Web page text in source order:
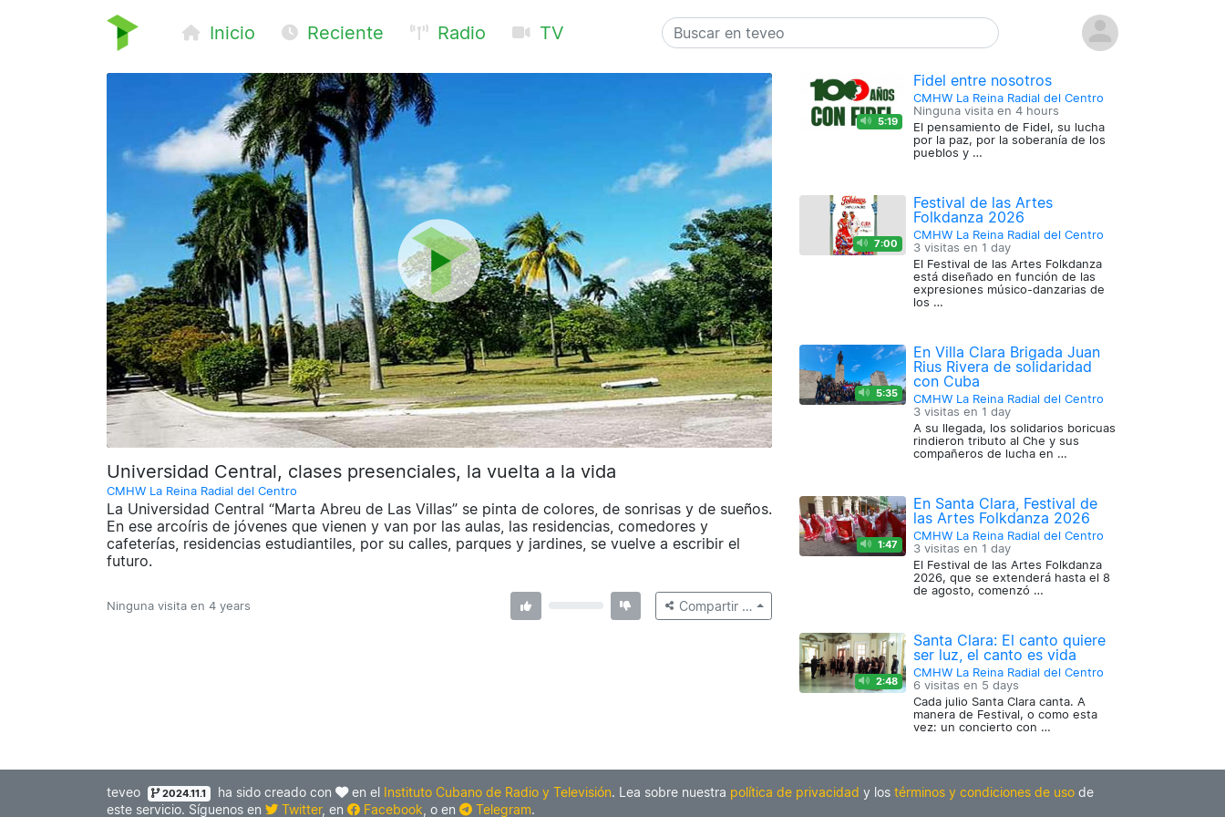
Inicio Reciente Radio TV
Universidad Central, clases presenciales, la vuelta a la vida
CMHW La Reina Radial del Centro
La Universidad Central “Marta Abreu de Las Villas” se pinta de colores, de sonrisas y de sueños.
En ese arcoíris de jóvenes que vienen y van por las aulas, las residencias, comedores y
cafeterías, residencias estudiantiles, por su calles, parques y jardines, se vuelve a escribir el
futuro.
Ninguna visita en 4 years Compartir …
5:19
Fidel entre nosotros
CMHW La Reina Radial del Centro
Ninguna visita en 4 hours
El pensamiento de Fidel, su lucha
por la paz, por la soberanía de los
pueblos y …
7:00
Festival de las Artes
Folkdanza 2026
CMHW La Reina Radial del Centro
3 visitas en 1 day
El Festival de las Artes Folkdanza
está diseñado en función de las
expresiones músico-danzarias de
los …
5:35
En Villa Clara Brigada Juan
Rius Rivera de solidaridad
con Cuba
CMHW La Reina Radial del Centro
3 visitas en 1 day
A su llegada, los solidarios boricuas
rindieron tributo al Che y sus
compañeros de lucha en …
1:47
En Santa Clara, Festival de
las Artes Folkdanza 2026
CMHW La Reina Radial del Centro
3 visitas en 1 day
El Festival de las Artes Folkdanza
2026, que se extenderá hasta el 8
de agosto, comenzó …
2:48
Santa Clara: El canto quiere
ser luz, el canto es vida
CMHW La Reina Radial del Centro
6 visitas en 5 days
Cada julio Santa Clara canta. A
manera de Festival, o como esta
vez: un concierto con …
teveo 2024.11.1 ha sido creado con en el Instituto Cubano de Radio y Televisión. Lea sobre nuestra política de privacidad y los términos y condiciones de usode
este servicio. Síguenos en
Twitter, en Facebook , o en Telegram.